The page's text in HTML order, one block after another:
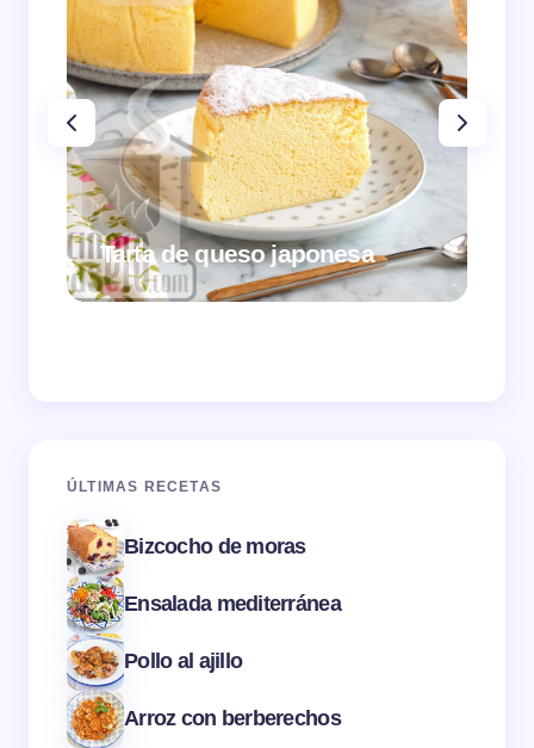
Tarta de queso japonesa
ÚLTIMAS RECETAS
Bizcocho de moras
Ensalada mediterránea
Pollo al ajillo
Arroz con berberechos